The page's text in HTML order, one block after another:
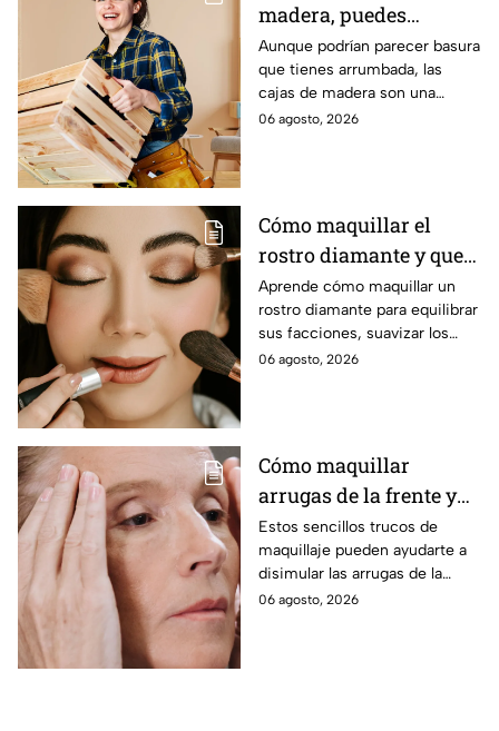
madera, puedes
ahorrar miles de pesos
en decoración: 4 ideas
brutales
Aunque podrían parecer basura
que tienes arrumbada, las
cajas de madera son una
excelente alternativa para
06 agosto, 2026
Cómo maquillar el
rostro diamante y que
sea perfecto
Aprende cómo maquillar un
rostro diamante para equilibrar
sus facciones, suavizar los
ángulos y lograr un acabado
06 agosto, 2026
Cómo maquillar
arrugas de la frente y
que luzca lisa
Estos sencillos trucos de
maquillaje pueden ayudarte a
disimular las arrugas de la
frente, suavizar su apariencia y
06 agosto, 2026